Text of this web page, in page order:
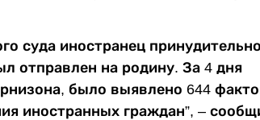
суда иностранец
отправлен на родину. За 4 дня
было выявлено 644
иностранных граждан”, –